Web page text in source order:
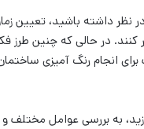
نظر داشته باشید، تعیین
کنند. در حالی که چنین
انجام رنگ آمیزی
به بررسی عوامل